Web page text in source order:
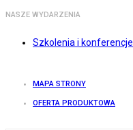
NASZE WYDARZENIA
Szkolenia i konferencje
MAPA STRONY
OFERTA PRODUKTOWA